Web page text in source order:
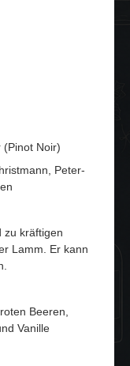
(Pinot Noir)
Peter-
zu kräftigen
Lamm. Er kann
Beeren,
Vanille